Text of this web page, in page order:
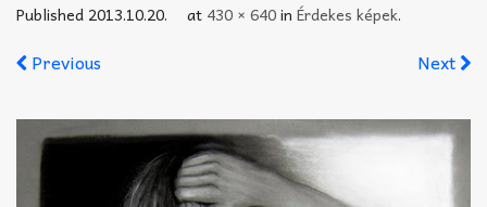
Akkord-kotta
Improvizáció
Published 2013.10.20. at 430 × 640in Érdekes képek.
Previous Next